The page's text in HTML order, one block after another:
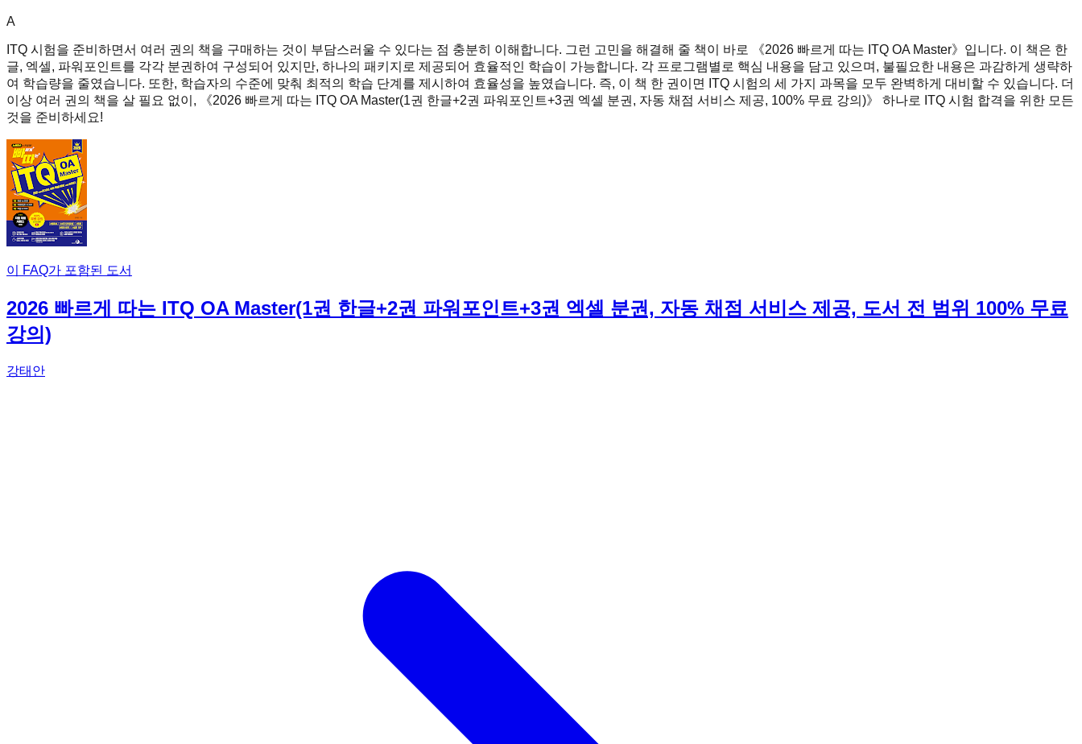
A
ITQ 시험을 준비하면서 여러 권의 책을 구매하는 것이 부담스러울 수 있다는 점 충분히 이해합니다. 그런 고민을 해결해 줄 책이 바로 《2026 빠르게 따는 ITQ OA Master》입니다. 이 책은 한
글, 엑셀, 파워포인트를 각각 분권하여 구성되어 있지만, 하나의 패키지로 제공되어 효율적인 학습이 가능합니다. 각 프로그램별로 핵심 내용을 담고 있으며, 불필요한 내용은 과감하게 생략하
여 학습량을 줄였습니다. 또한, 학습자의 수준에 맞춰 최적의 학습 단계를 제시하여 효율성을 높였습니다. 즉, 이 책 한 권이면 ITQ 시험의 세 가지 과목을 모두 완벽하게 대비할 수 있습니다. 더
이상 여러 권의 책을 살 필요 없이, 《2026 빠르게 따는 ITQ OA Master(1권 한글+2권 파워포인트+3권 엑셀 분권, 자동 채점 서비스 제공, 100% 무료 강의)》 하나로 ITQ 시험 합격을 위한 모든
것을 준비하세요!
이 FAQ가 포함된 도서
2026 빠르게 따는 ITQ OA Master(1권 한글+2권 파워포인트+3권 엑셀 분권, 자동 채점 서비스 제공, 도서 전 범위 100% 무료
강의)
강태안